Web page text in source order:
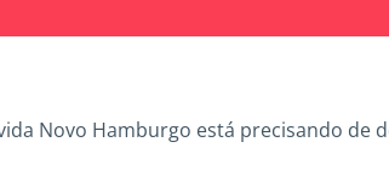
Novo Hamburgo está precisando